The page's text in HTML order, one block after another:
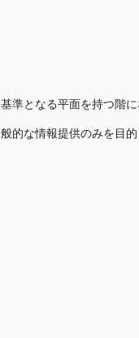
準となる平面を持つ階に
的な情報提供のみを目